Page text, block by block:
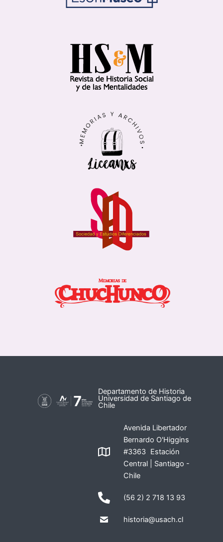
Departamento de Historia
Universidad de Santiago de
Chile
Avenida Libertador
Bernardo O'Higgins
#3363 Estación
Central | Santiago -
Chile
(56 2) 2 718 13 93
historia@usach.cl